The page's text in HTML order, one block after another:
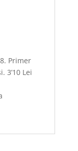
Primer
3’10 Lei